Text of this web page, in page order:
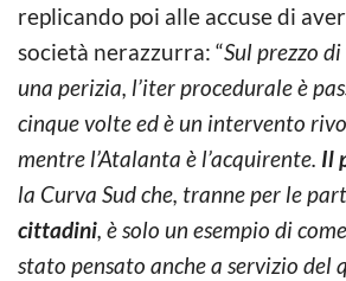
replicando poi alle accuse di
società nerazzurra: “Sul prezzo
una perizia, l’iter procedurale è
cinque volte ed è un intervento
mentre l’Atalanta è l’acquirente. Il
la Curva Sud che, tranne per le
cittadini, è solo un esempio di
stato pensato anche a servizio del